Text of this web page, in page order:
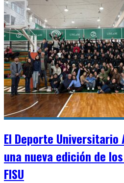
El Deporte
una nueva edición de
FISU